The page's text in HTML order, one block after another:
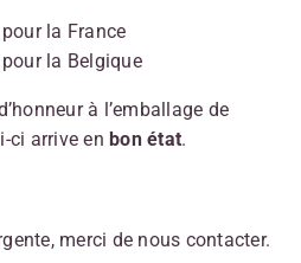
la France
la Belgique
à l’emballage de
ci arrive en bon état.
merci de nous contacter.